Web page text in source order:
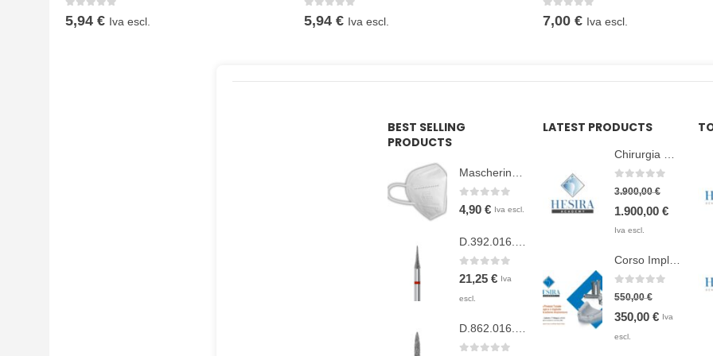
0Su 5
5,94 € Iva escl.
0Su 5
5,94 € Iva escl.
0Su 5
7,00 € Iva escl.
BEST SELLING
PRODUCTS
0 Su 5
4,90 € Iva escl.
0Su 5
21,25 € Iva
escl.
LATEST PRODUCTS
0 Su 5
3.900,00€
Il
prezzo
era:
3.900,00 €.
1.900,00 €Il
è:
1.900,00
Iva escl.
0Su 5
550,00€
Il
prezzo
350,00 €IlIva
escl.